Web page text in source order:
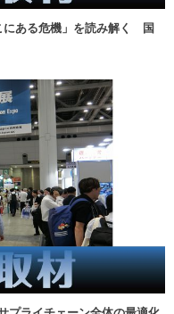
にある危機」を読み解く 国